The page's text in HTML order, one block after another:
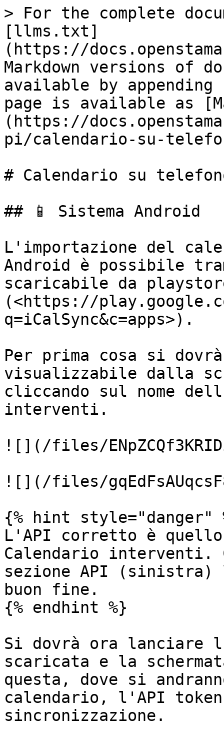
> For the complete
[llms.txt]
(https://
Markdown versions of
available by
page is available as
(https://
pi/calendario-su-
# Calendario su
## 📱 Sistema Android
L'importazione del
Android è possibile
scaricabile da
(<https://
q=iCalSync&c=apps>).
Per prima cosa si
visualizzabile dalla
cliccando sul nome
interventi.
![](/files/
![](/files/
{% hint style="danger"
L'API corretto è
Calendario interventi.
sezione API (sinistra)
buon fine.
{% endhint %}
Si dovrà ora lanciare
scaricata e la
questa, dove si
calendario, l'API
sincronizzazione.